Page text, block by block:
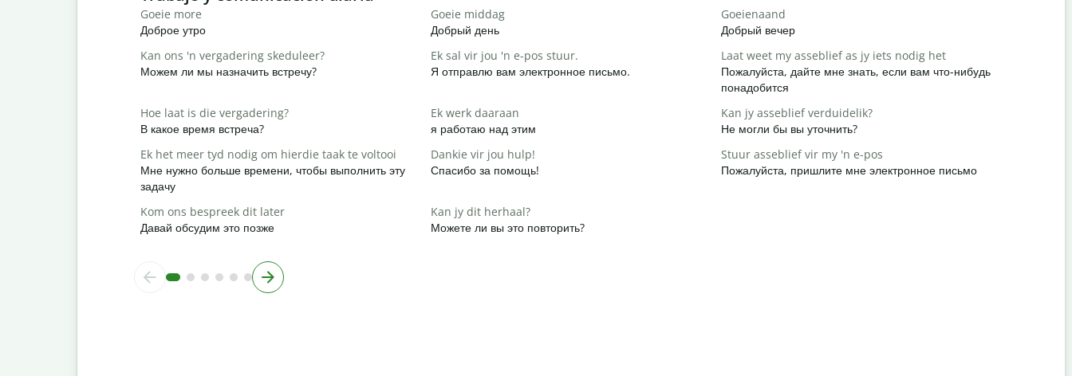
Goeie more
Доброе утро
Goeie middag
Добрый день
Goeienaand
Добрый вечер
Kan ons 'n vergadering skeduleer?
Можем ли мы назначить встречу?
Ek sal vir jou 'n e-pos stuur.
Я отправлю вам электронное письмо.
Laat weet my asseblief as jy iets nodig het
Пожалуйста, дайте мне знать, если вам что-нибудь
понадобится
Hoe laat is die vergadering?
В какое время встреча?
Ek werk daaraan
я работаю над этим
Kan jy asseblief verduidelik?
Не могли бы вы уточнить?
Ek het meer tyd nodig om hierdie taak te voltooi
Мне нужно больше времени, чтобы выполнить эту
задачу
Dankie vir jou hulp!
Спасибо за помощь!
Stuur asseblief vir my 'n e-pos
Пожалуйста, пришлите мне электронное письмо
Kom ons bespreek dit later
Давай обсудим это позже
Kan jy dit herhaal?
Можете ли вы это повторить?